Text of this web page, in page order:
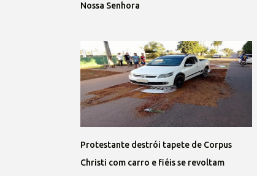
Nossa Senhora
Protestante destrói tapete de Corpus
Christi com carro e fiéis se revoltam